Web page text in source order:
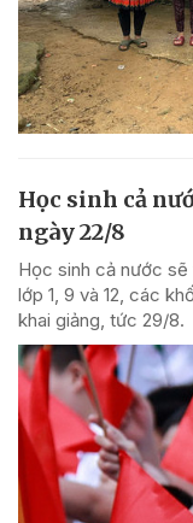
Học sinh cả
ngày 22/8
Học sinh cả nước
lớp 1, 9 và 12, các
khai giảng, tức 29/8.